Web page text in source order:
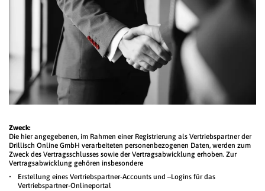
Zweck:
Die hier angegebenen, im Rahmen einer Registrierung als Vertriebspartner der
Drillisch Online GmbH verarbeiteten personenbezogenen Daten, werden zum
Zweck des Vertragsschlusses sowie der Vertragsabwicklung erhoben. Zur
Vertragsabwicklung gehören insbesondere
Erstellung eines Vertriebspartner-Accounts und –Logins für das
Vertriebspartner-Onlineportal